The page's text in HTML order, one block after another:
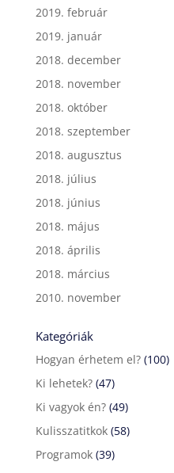
2019. február
2019. január
2018. december
2018. november
2018. október
2018. szeptember
2018. augusztus
2018. július
2018. június
2018. május
2018. április
2018. március
2010. november
Kategóriák
Hogyan érhetem el?(100)
Ki lehetek?(47)
Ki vagyok én?(49)
Kulisszatitkok(58)
Programok(39)